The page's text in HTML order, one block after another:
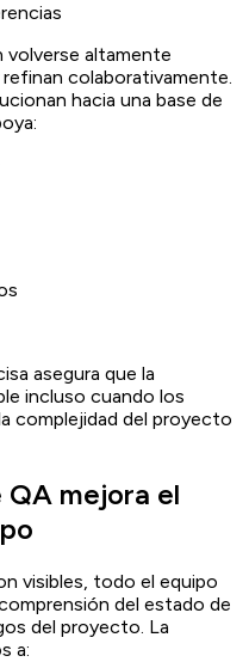
volverse altamente
colaborativamente.
hacia una base de
asegura que la
incluso cuando los
complejidad del proyecto
QA mejora el
visibles, todo el equipo
del estado de
del proyecto. La
a: